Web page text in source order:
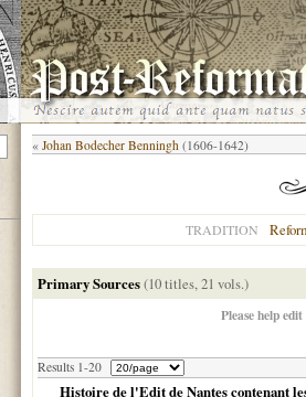
« Johan Bodecher Benningh (1606-1642)
TRADITION
Primary Sources(10 titles, 21 vols.)
Please help
Results 1-20
Histoire de l'Edit de Nantes contenant